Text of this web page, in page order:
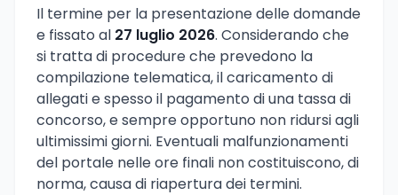
Il termine per la presentazione delle domande
e fissato al 27 luglio 2026. Considerando che
si tratta di procedure che prevedono la
compilazione telematica, il caricamento di
allegati e spesso il pagamento di una tassa di
concorso, e sempre opportuno non ridursi agli
ultimissimi giorni. Eventuali malfunzionamenti
del portale nelle ore finali non costituiscono, di
norma, causa di riapertura dei termini.